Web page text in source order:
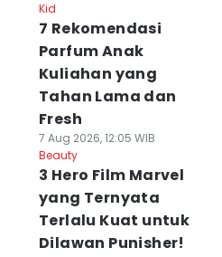
Kid
7 Rekomendasi
Parfum Anak
Kuliahan yang
Tahan Lama dan
Fresh
7 Aug 2026, 12:05 WIB
Beauty
3 Hero Film Marvel
yang Ternyata
Terlalu Kuat untuk
Dilawan Punisher!